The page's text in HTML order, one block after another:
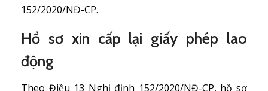
152/2020/NĐ-CP.
Hồ sơ xin cấp lại giấy phép lao
động
Theo Điều 13 Nghị định 152/2020/NĐ-CP, hồ sơ